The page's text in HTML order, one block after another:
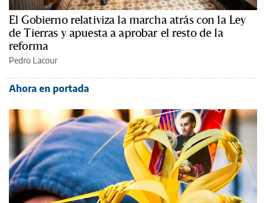
El Gobierno relativiza la marcha atrás con la Ley
de Tierras y apuesta a aprobar el resto de la
reforma
Pedro Lacour
Ahora en portada